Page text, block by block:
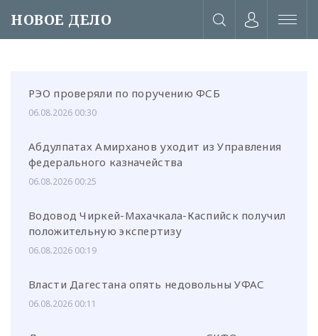
НОВОЕ ДЕЛО
или через соц. сети
РЭО проверяли по поручению ФСБ
06.08.2026 00:30
Абдулпатах Амирханов уходит из Управления
федерального казначейства
06.08.2026 00:25
Водовод Чиркей-Махачкала-Каспийск получил
положительную экспертизу
06.08.2026 00:19
Власти Дагестана опять недовольны УФАС
06.08.2026 00:11